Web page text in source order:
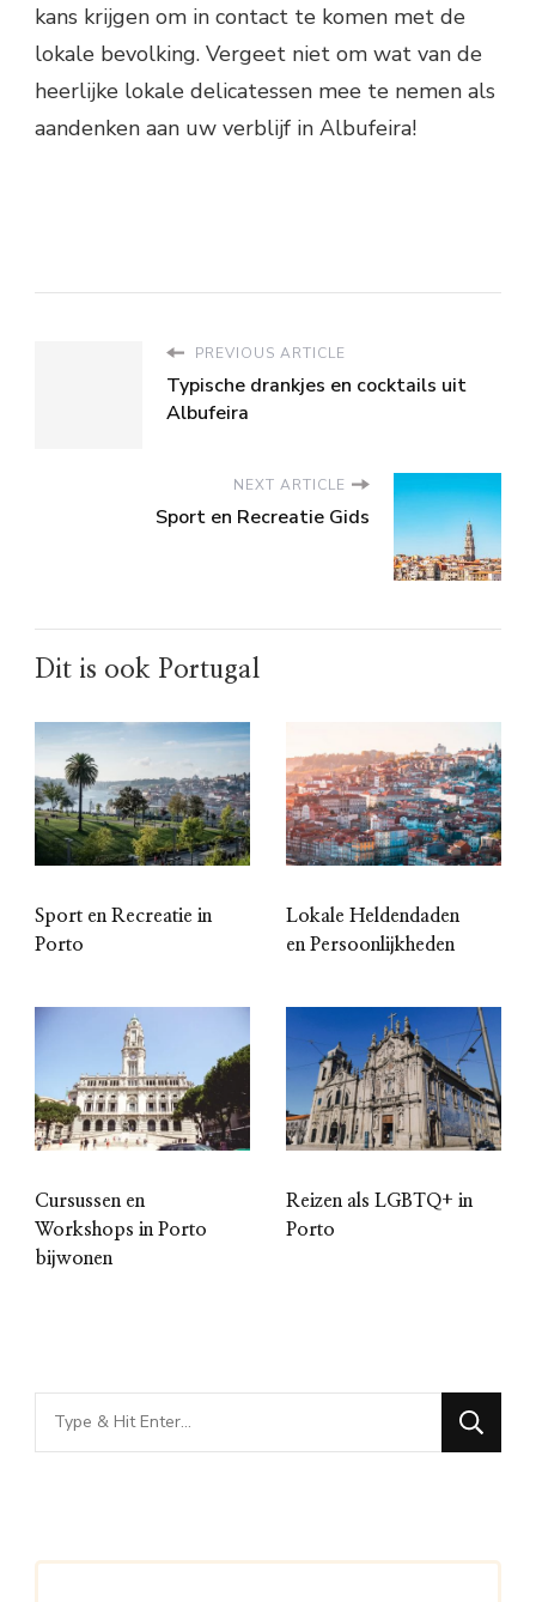
kans krijgen om in contact te komen met de
lokale bevolking. Vergeet niet om wat van de
heerlijke lokale delicatessen mee te nemen als
aandenken aan uw verblijf in Albufeira!
PREVIOUS ARTICLE
Typische drankjes en cocktails uit
Albufeira
NEXT ARTICLE
Sport en Recreatie Gids
Dit is ook Portugal
Sport en Recreatie in
Porto
Lokale Heldendaden
en Persoonlijkheden
Cursussen en
Workshops in Porto
bijwonen
Reizen als LGBTQ+ in
Porto
Looking
for